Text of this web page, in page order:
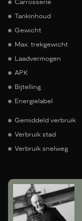
Carrosserie
Tankinhoud
Gewicht
Max. trekgewicht
Laadvermogen
APK
Bijtelling
Energielabel
Gemiddeld verbruik
Verbruik stad
Verbruik snelweg